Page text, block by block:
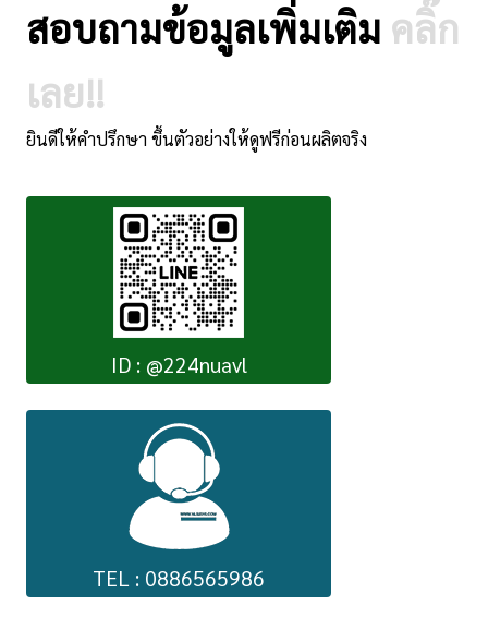
สอบถามข้อมูลเพิ่มเติม คลิ๊ก
เลย!!
ยินดีให้คำปรึกษา ขึ้นตัวอย่างให้ดูฟรีก่อนผลิตจริง
ID : @224nuavl
TEL : 0886565986